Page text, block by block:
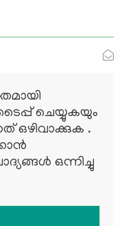
ചെയ്യുകയും
ഒഴിവാക്കുക .
ഒന്നിച്ചു